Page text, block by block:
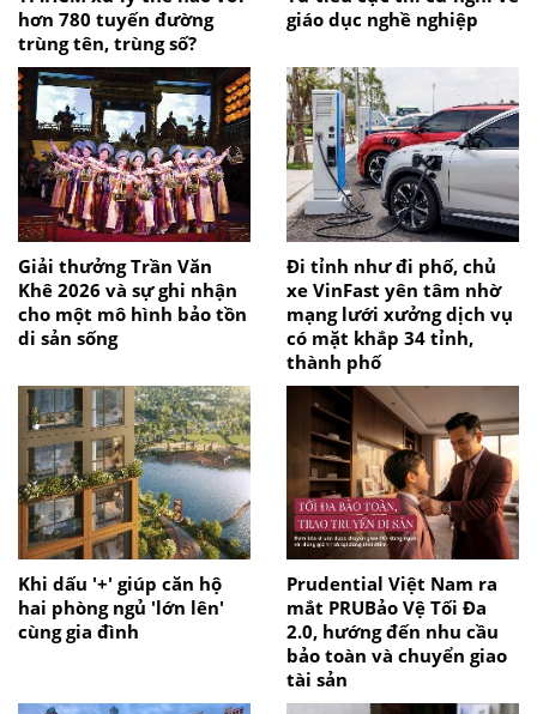
hơn 780 tuyến đường
trùng tên, trùng số?
giáo dục nghề nghiệp
Giải thưởng Trần Văn
Khê 2026 và sự ghi nhận
cho một mô hình bảo tồn
di sản sống
Đi tỉnh như đi phố, chủ
xe VinFast yên tâm nhờ
mạng lưới xưởng dịch vụ
có mặt khắp 34 tỉnh,
thành phố
Khi dấu '+' giúp căn hộ
hai phòng ngủ 'lớn lên'
cùng gia đình
Prudential Việt Nam ra
mắt PRUBảo Vệ Tối Đa
2.0, hướng đến nhu cầu
bảo toàn và chuyển giao
tài sản